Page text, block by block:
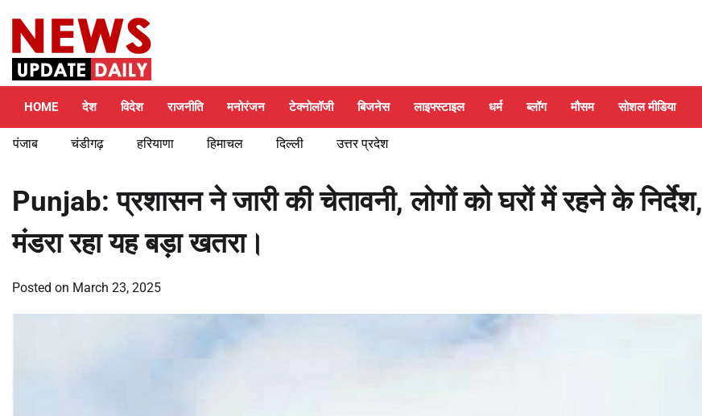
content
HOME देश विदेश राजनीति मनोरंजन टेक्नोलॉजी बिजनेस लाइफ्स्टाइल धर्म ब्लॉग मौसम सोशल मीडिया
पंजाब चंडीगढ़ हरियाणा हिमाचल दिल्ली उत्तर प्रदेश
Punjab: प्रशासन ने जारी की चेतावनी, लोगों को घरों में रहने के निर्देश,
मंडरा रहा यह बड़ा खतरा।
Posted on March 23, 2025